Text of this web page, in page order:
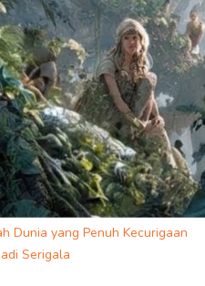
Dunia yang Penuh Kecurigaan
Serigala